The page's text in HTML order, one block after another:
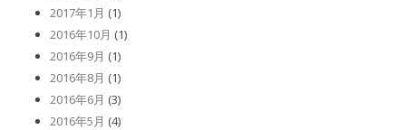
2017年1月 (1)
2016年10月 (1)
2016年9月 (1)
2016年8月 (1)
2016年6月 (3)
2016年5月 (4)